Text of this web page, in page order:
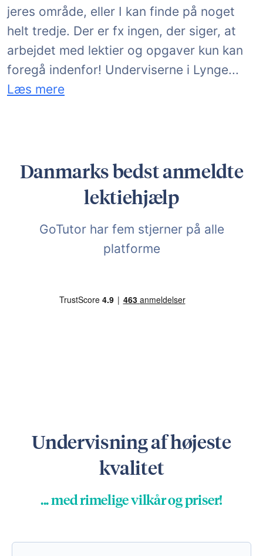
jeres område, eller I kan finde på noget
helt tredje. Der er fx ingen, der siger, at
arbejdet med lektier og opgaver kun kan
foregå indenfor! Underviserne i Lyngeom
...
Læs mere
Danmarks bedst anmeldte
lektiehjælp
GoTutor har fem stjerner på alle
platforme
Undervisning af højeste
kvalitet
... med rimelige vilkår og priser!